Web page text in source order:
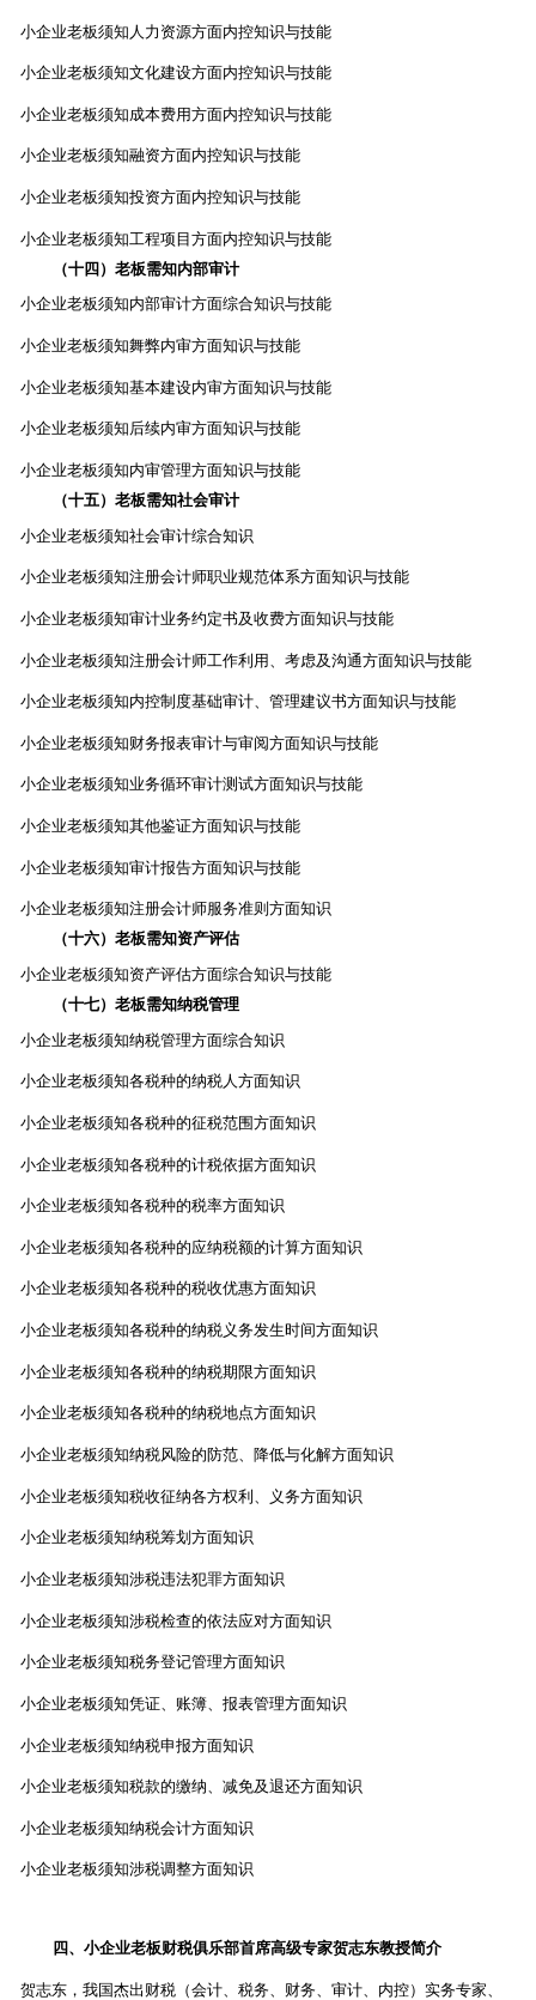
小企业老板须知人力资源方面内控知识与技能
小企业老板须知文化建设方面内控知识与技能
小企业老板须知成本费用方面内控知识与技能
小企业老板须知融资方面内控知识与技能
小企业老板须知投资方面内控知识与技能
小企业老板须知工程项目方面内控知识与技能
（十四）老板需知内部审计
小企业老板须知内部审计方面综合知识与技能
小企业老板须知舞弊内审方面知识与技能
小企业老板须知基本建设内审方面知识与技能
小企业老板须知后续内审方面知识与技能
小企业老板须知内审管理方面知识与技能
（十五）老板需知社会审计
小企业老板须知社会审计综合知识
小企业老板须知注册会计师职业规范体系方面知识与技能
小企业老板须知审计业务约定书及收费方面知识与技能
小企业老板须知注册会计师工作利用、考虑及沟通方面知识与技能
小企业老板须知内控制度基础审计、管理建议书方面知识与技能
小企业老板须知财务报表审计与审阅方面知识与技能
小企业老板须知业务循环审计测试方面知识与技能
小企业老板须知其他鉴证方面知识与技能
小企业老板须知审计报告方面知识与技能
小企业老板须知注册会计师服务准则方面知识
（十六）老板需知资产评估
小企业老板须知资产评估方面综合知识与技能
（十七）老板需知纳税管理
小企业老板须知纳税管理方面综合知识
小企业老板须知各税种的纳税人方面知识
小企业老板须知各税种的征税范围方面知识
小企业老板须知各税种的计税依据方面知识
小企业老板须知各税种的税率方面知识
小企业老板须知各税种的应纳税额的计算方面知识
小企业老板须知各税种的税收优惠方面知识
小企业老板须知各税种的纳税义务发生时间方面知识
小企业老板须知各税种的纳税期限方面知识
小企业老板须知各税种的纳税地点方面知识
小企业老板须知纳税风险的防范、降低与化解方面知识
小企业老板须知税收征纳各方权利、义务方面知识
小企业老板须知纳税筹划方面知识
小企业老板须知涉税违法犯罪方面知识
小企业老板须知涉税检查的依法应对方面知识
小企业老板须知税务登记管理方面知识
小企业老板须知凭证、账簿、报表管理方面知识
小企业老板须知纳税申报方面知识
小企业老板须知税款的缴纳、减免及退还方面知识
小企业老板须知纳税会计方面知识
小企业老板须知涉税调整方面知识
四、小企业老板财税俱乐部首席高级专家贺志东教授简介
贺志东，我国杰出财税（会计、税务、财务、审计、内控）实务专家、